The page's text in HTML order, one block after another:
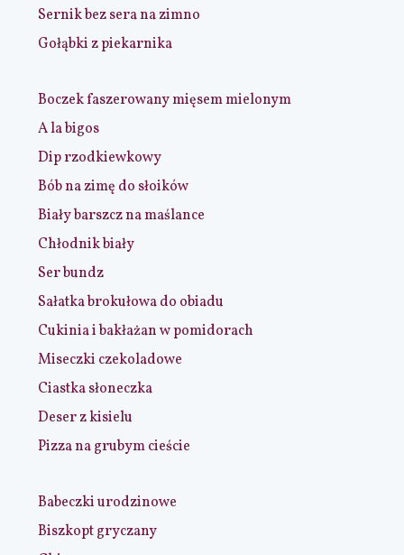
Sernik bez sera na zimno
Gołąbki z piekarnika
Boczek faszerowany mięsem mielonym
A la bigos
Dip rzodkiewkowy
Bób na zimę do słoików
Biały barszcz na maślance
Chłodnik biały
Ser bundz
Sałatka brokułowa do obiadu
Cukinia i bakłażan w pomidorach
Miseczki czekoladowe
Ciastka słoneczka
Deser z kisielu
Pizza na grubym cieście
Babeczki urodzinowe
Biszkopt gryczany